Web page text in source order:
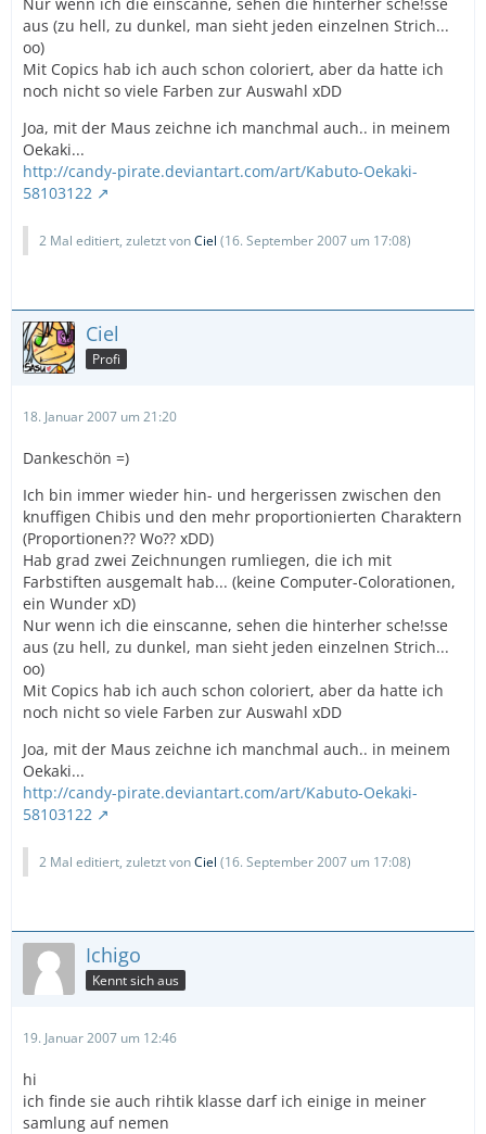
aus (zu hell, zu dunkel, man sieht jeden einzelnen Strich...
oo)
Mit Copics hab ich auch schon coloriert, aber da hatte ich
noch nicht so viele Farben zur Auswahl xDD
Joa, mit der Maus zeichne ich manchmal auch.. in meinem
Oekaki...
http://candy-pirate.deviantart.com/art/Kabuto-Oekaki-
58103122
2 Mal editiert, zuletzt vonCiel (16. September 2007 um 17:08)
Ciel
Profi
18. Januar 2007 um 21:20
Dankeschön =)
Ich bin immer wieder hin- und hergerissen zwischen den
knuffigen Chibis und den mehr proportionierten Charaktern
(Proportionen?? Wo?? xDD)
Hab grad zwei Zeichnungen rumliegen, die ich mit
Farbstiften ausgemalt hab... (keine Computer-Colorationen,
ein Wunder xD)
Nur wenn ich die einscanne, sehen die hinterher sche!sse
aus (zu hell, zu dunkel, man sieht jeden einzelnen Strich...
oo)
Mit Copics hab ich auch schon coloriert, aber da hatte ich
noch nicht so viele Farben zur Auswahl xDD
Joa, mit der Maus zeichne ich manchmal auch.. in meinem
Oekaki...
http://candy-pirate.deviantart.com/art/Kabuto-Oekaki-
58103122
2 Mal editiert, zuletzt vonCiel (16. September 2007 um 17:08)
Ichigo
Kennt sich aus
19. Januar 2007 um 12:46
hi
ich finde sie auch rihtik klasse darf ich einige in meiner
samlung auf nemen